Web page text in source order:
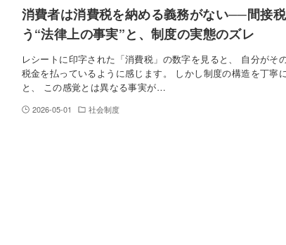
消費者は消費税を納める義務がない──間接
う“法律上の事実”と、制度の実態のズレ
レシートに印字された「消費税」の数字を見ると、 自分がそ
税金を払っているように感じます。 しかし制度の構造を丁寧
と、 この感覚とは異なる事実が…
2026-05-01 社会制度